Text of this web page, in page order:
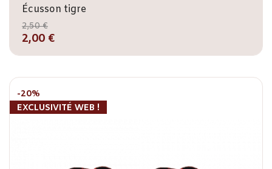
Écusson tigre
2,50 €
2,00 €
-20%
EXCLUSIVITÉ WEB !